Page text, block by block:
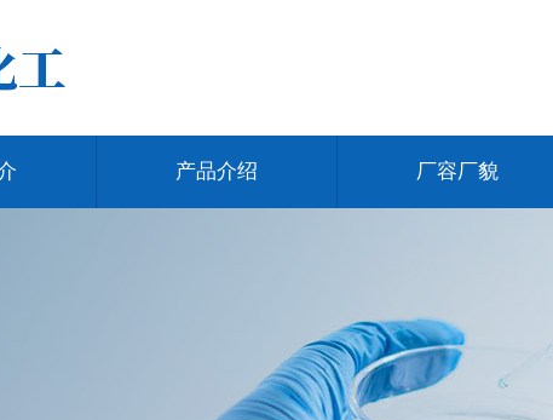
产品介绍 厂容厂貌